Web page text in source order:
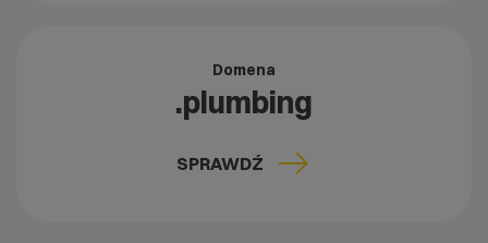
Domena
.plumbing
SPRAWDŹ